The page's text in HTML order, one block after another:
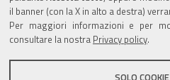
il banner (con la X in alto a destra)
Per maggiori informazioni e per
consultare la nostra Privacy policy.
SOLO
Note legali e copyright
Privacy e cookie
Gestisci i cookie